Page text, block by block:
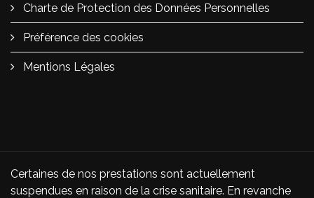
Charte de Protection des Données Personnelles
Préférence des cookies
Mentions Légales
Certaines de nos prestations sont actuellement
suspendues en raison de la crise sanitaire. En revanche